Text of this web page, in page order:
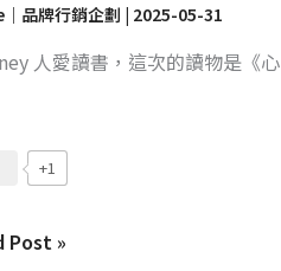
品牌行銷企劃 | 2025-05-31
人愛讀書，這次的讀物是《心
+1
Post »